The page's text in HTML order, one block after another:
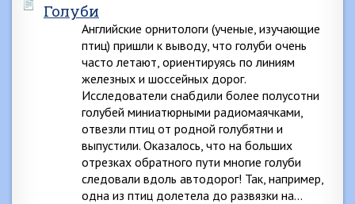
Голуби
Английские орнитологи (ученые, изучающие
птиц) пришли к выводу, что голуби очень
часто летают, ориентируясь по линиям
железных и шоссейных дорог.
Исследователи снабдили более полусотни
голубей миниатюрными радиомаячками,
отвезли птиц от родной голубятни и
выпустили. Оказалось, что на больших
отрезках обратного пути многие голуби
следовали вдоль автодорог! Так, например,
одна из птиц долетела до развязки на…